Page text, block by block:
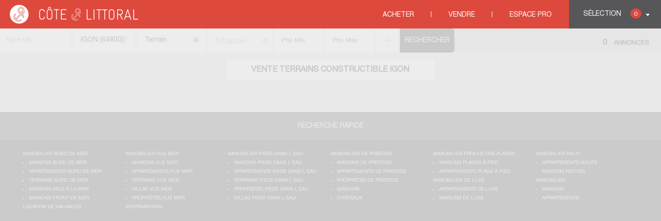
SÉLECTION 0
ACHETER VENDRE ESPACE PRO
Côte & Littoral > Immobilier bord de mer>Terrains bord de mer
VENTE TERRAINS CONSTRUCTIBLE IGON
IGON (64800)
Terrain
0 ANNONCES
RECHERCHE RAPIDE
IMMOBILIER BORD DE MER
MAISONS BORD DE MER
APPARTEMENTS BORD DE MER
TERRAINS BORD DE MER
MAISONS FACE À LA MER
MAISONS FRONT DE MER
IMMOBILIER VUE MER
MAISONS VUE MER
APPARTEMENTS VUE MER
TERRAINS VUE MER
VILLAS VUE MER
PROPRIÉTÉS VUE MER
IMMOBILIER PIEDS DANS L'EAU
MAISONS PIEDS DANS L'EAU
APPARTEMENTS PIEDS DANS L'EAU
TERRAINS PIEDS DANS L'EAU
PROPRIÉTÉS PIEDS DANS L'EAU
VILLAS PIEDS DANS L'EAU
IMMOBILIER DE PRESTIGE
MAISONS DE PRESTIGE
APPARTEMENTS DE PRESTIGE
PROPRIÉTÉS DE PRESTIGE
MANOIRS
CHÂTEAUX
IMMOBILIER PROCHE DES PLAGES
MAISONS PLAGES À PIED
APPARTEMENTS PLAGE À PIED
IMMOBILIER NEUF
APPARTEMENTS NEUFS
MAISONS NEUVES
IMMOBILIER DE LUXE
APPARTEMENTS DE LUXE
MAISONS DE LUXE
IMMOBILIER
MAISONS
APPARTEMENTS
LOCATION DE VACANCES
INTERNATIONAL